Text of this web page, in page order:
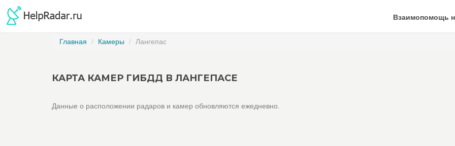
Взаимопомощь
Главная Камеры Лангепас
КАРТА КАМЕР ГИБДД В ЛАНГЕПАСЕ
Данные о расположении радаров и камер обновляются ежедневно.